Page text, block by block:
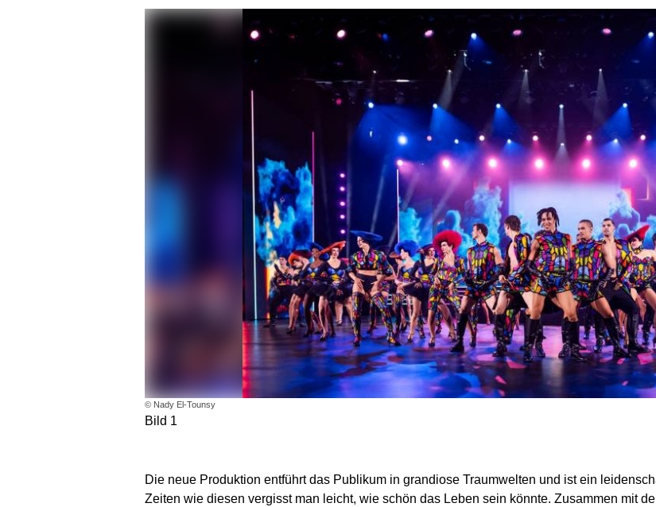
© Nady El-Tounsy
Bild 1
Die neue Produktion entführt das Publikum in grandiose Traumwelten und ist ein
Zeiten wie diesen vergisst man leicht, wie schön das Leben sein könnte. Zusammen mit